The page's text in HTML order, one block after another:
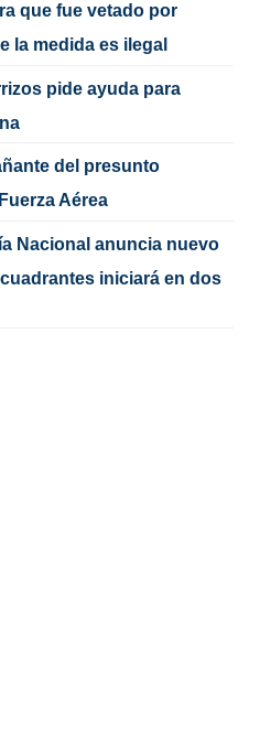
que fue vetado por
la medida es ilegal
pide ayuda para
del presunto
Aérea
Nacional anuncia nuevo
iniciará en dos